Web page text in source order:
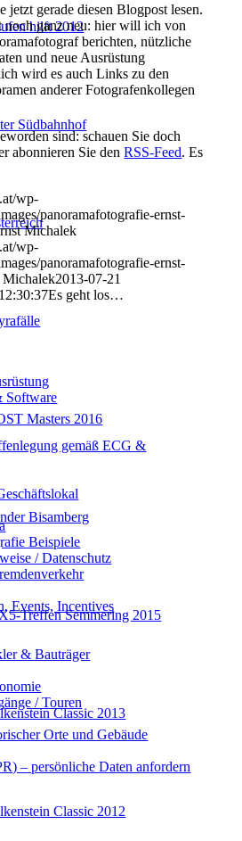
hilft 2012
Südbahnhof
Masters 2016
Bisamberg
Treffen Semmering 2015
Classic 2013
Classic 2012
jetzt gerade diesen Blogpost lesen.
noch ganz neu: hier will ich von
berichten, nützliche
und neue Ausrüstung
wird es auch Links zu den
anderer Fotografenkollegen
sind: schauen Sie doch
abonnieren Sie denRSS-Feed. Es
wp-
panoramafotografie-ernst-
Michalek
wp-
panoramafotografie-ernst-
Michalek2013-07-21
Es geht los…
Software
gemäß ECG &
Beispiele
/ Datenschutz
Events, Incentives
& Bauträger
/ Touren
Orte und Gebäude
– persönliche Daten anfordern